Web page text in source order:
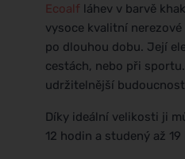
Ecoalf láhev v barvě
vysoce kvalitní
po dlouhou dobu. Její
cestách, nebo při
udržitelnější
Díky ideální velikosti ji
12 hodin a studený až 19